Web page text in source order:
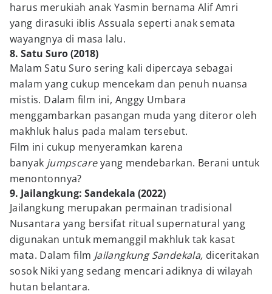
harus merukiah anak Yasmin bernama Alif Amri
yang dirasuki iblis Assuala seperti anak semata
wayangnya di masa lalu.
8. Satu Suro (2018)
Malam Satu Suro sering kali dipercaya sebagai
malam yang cukup mencekam dan penuh nuansa
mistis. Dalam film ini, Anggy Umbara
menggambarkan pasangan muda yang diteror oleh
makhluk halus pada malam tersebut.
Film ini cukup menyeramkan karena
banyak jumpscareyang mendebarkan. Berani untuk
menontonnya?
9. Jailangkung: Sandekala (2022)
Jailangkung merupakan permainan tradisional
Nusantara yang bersifat ritual supernatural yang
digunakan untuk memanggil makhluk tak kasat
mata. Dalam film Jailangkung Sandekala, diceritakan
sosok Niki yang sedang mencari adiknya di wilayah
hutan belantara.